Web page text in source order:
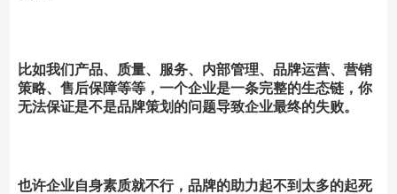
比如我们产品、质量、服务、内部管理、品牌运营、营销
策略、售后保障等等，一个企业是一条完整的生态链，你
无法保证是不是品牌策划的问题导致企业最终的失败。
也许企业自身素质就不行，品牌的助力起不到太多的起死